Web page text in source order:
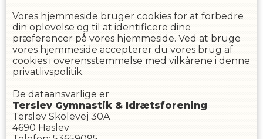
Vores hjemmeside bruger cookies for at forbedre
din oplevelse og til at identificere dine
præferencer på vores hjemmeside. Ved at bruge
vores hjemmeside accepterer du vores brug af
cookies i overensstemmelse med vilkårene i denne
privatlivspolitik.
De dataansvarlige er
Terslev Gymnastik & Idrætsforening
Terslev Skolevej 30A
4690 Haslev